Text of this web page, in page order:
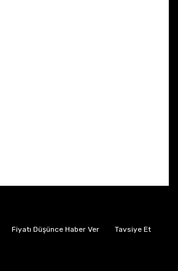
Fiyatı Düşünce Haber Ver Tavsiye Et